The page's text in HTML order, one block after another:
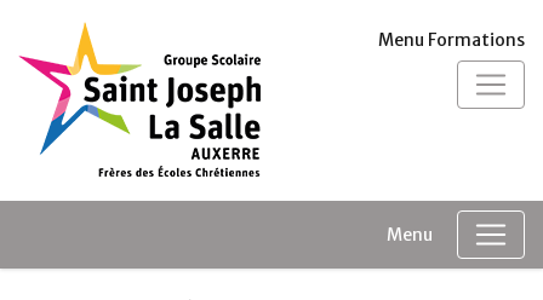
Menu Formations
Menu